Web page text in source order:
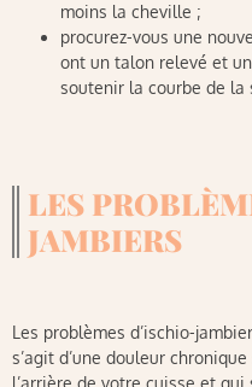
moins la cheville ;
procurez-vous une
ont un talon relevé et
soutenir la courbe de la
LES
JAMBIERS
Les problèmes d’ischio-
s’agit d’une douleur